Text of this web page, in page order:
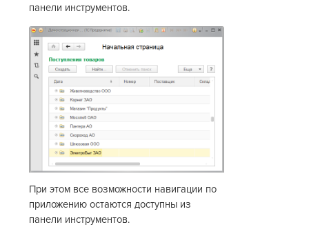
панели инструментов.
При этом все возможности навигации по
приложению остаются доступны из
панели инструментов.